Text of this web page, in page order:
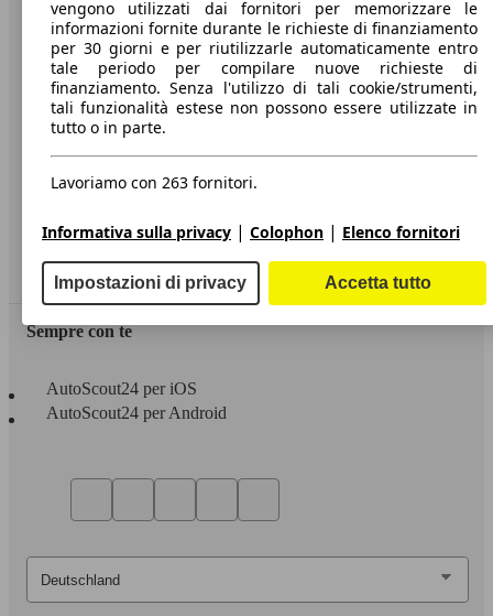
Stampa
Media
Condizioni generali
Informazioni
Privacy
Dichiarazione di Accessibilità
Servizi
Area rivenditori
Sempre con te
AutoScout24 per iOS
AutoScout24 per Android
vengono utilizzati dai fornitori per memorizzare le
informazioni fornite durante le richieste di finanziamento
per 30 giorni e per riutilizzarle automaticamente entro
tale periodo per compilare nuove richieste di
finanziamento. Senza l'utilizzo di tali cookie/strumenti,
tali funzionalità estese non possono essere utilizzate in
tutto o in parte.
Lavoriamo con 263 fornitori.
Informativa sulla privacy | Colophon | Elenco fornitori
Impostazioni di privacy Accetta tutto